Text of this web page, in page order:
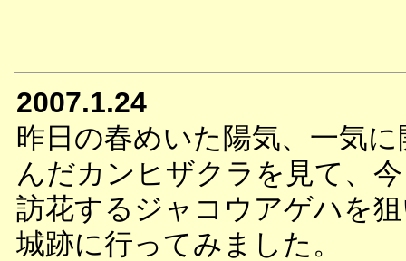
2007.1.24
昨日の春めいた陽気、一気
んだカンヒザクラを見て、
訪花するジャコウアゲハを
城跡に行ってみました。